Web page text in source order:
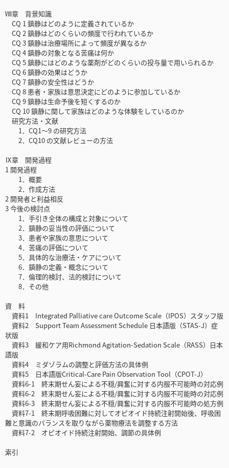
Ⅷ章 背景知識
CQ 1 鎮静はどのように定義されているか
CQ 2 鎮静はどのくらいの頻度で行われているか
CQ 3 鎮静は治療場所によって頻度が異なるか
CQ 4 鎮静の対象となる苦痛は何か
CQ 5 鎮静にはどのような薬剤がどのくらいの投与量で用いられるか
CQ 6 鎮静の効果はどうか
CQ 7 鎮静の安全性はどうか
CQ 8 患者・家族は意思決定にどのように参加しているか
CQ 9 鎮静は生命予後を短くするのか
CQ 10 鎮静に関して家族はどのような体験をしているのか
研究方法・文献
1．CQ1～9 の研究方法
2．CQ10 の文献レビューの方法
Ⅸ章 開発過程
1 開発過程
1．概要
2．作成方法
2 開発者と利益相反
3 今後の検討点
1．手引き全体の構成と対象について
2．鎮静の妥当性の評価について
3．患者や家族の意思について
4．苦痛の評価について
5．具体的な治療法・ケアについて
6．鎮静の定義・概念について
7．倫理的検討、法的検討について
8．その他
資 料
資料1 Integrated Palliative care Outcome Scale（IPOS）スタッフ版
資料2 Support Team Assessment Schedule 日本語版（STAS-J）症
状版
資料3 緩和ケア用Richmond Agitation-Sedation Scale（RASS）日本
語版
資料4 ミダゾラムの調整と評価方法の具体例
資料5 日本語版Critical-Care Pain Observation Tool（CPOT-J）
資料6-1 終末期せん妄による不穏/興奮に対する内服不可能時の対応例
資料6-2 終末期せん妄による不穏/興奮に対する内服不可能時の対応例
資料6-3 終末期せん妄による不穏/興奮に対する内服不可能時の処方例
資料7-1 終末期呼吸困難に対してオピオイド持続注射開始後、呼吸困
難と意識のバランスを取りながら薬物療法を調整する方法
資料7-2 オピオイド持続注射開始、調節の具体例
索引